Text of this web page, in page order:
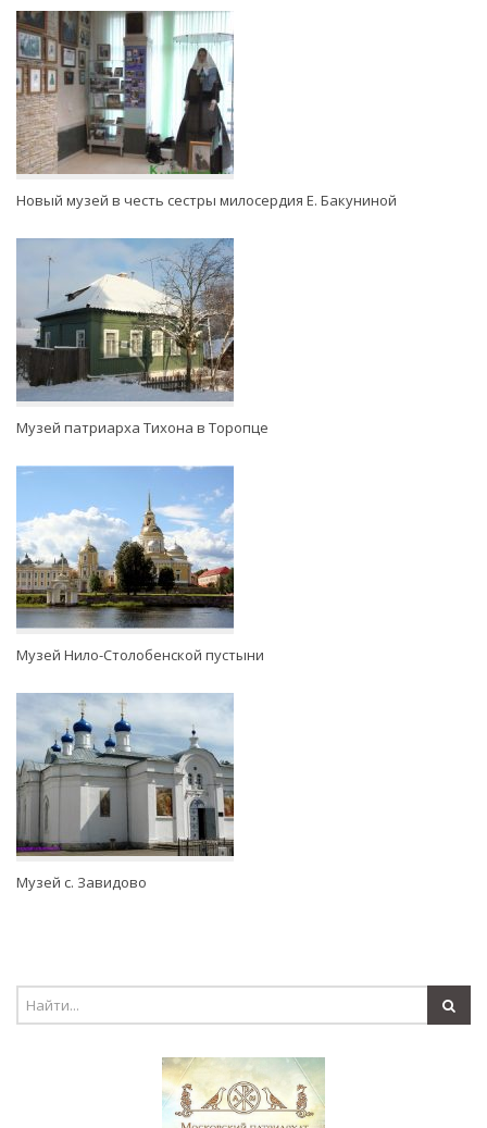
Новый музей в честь сестры милосердия Е. Бакуниной
Музей патриарха Тихона в Торопце
Музей Нило-Столобенской пустыни
Музей с. Завидово